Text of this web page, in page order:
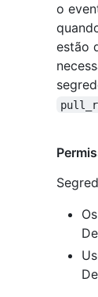
o
estão